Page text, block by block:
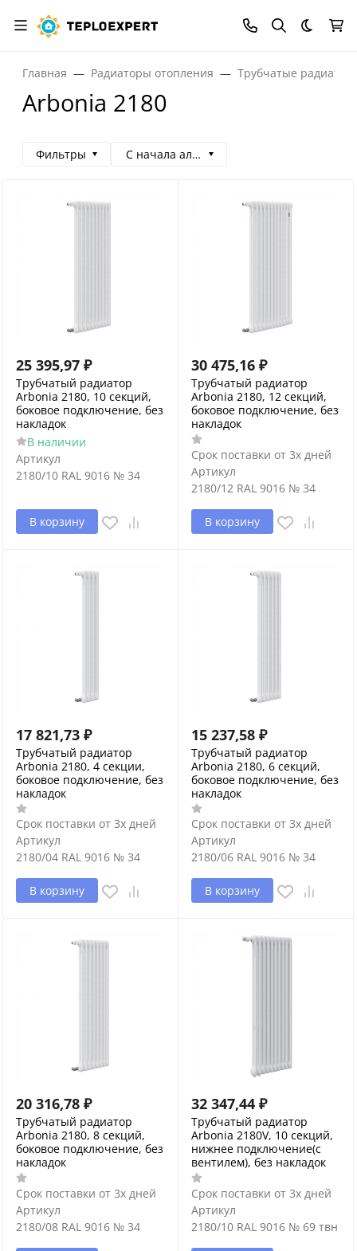
Темная
Главная Радиаторы отопления Трубчатые
Arbonia 2180
Фильтры С начала алфавита
25 395,97 ₽
Трубчатый радиатор
Arbonia 2180, 10 секций,
боковое подключение, без
накладок
В наличии
Артикул
2180/10 RAL 9016 № 34
В корзину
30 475,16 ₽
Трубчатый радиатор
Arbonia 2180, 12 секций,
боковое подключение, без
накладок
Срок поставки от 3х дней
Артикул
2180/12 RAL 9016 № 34
В корзину
17 821,73 ₽
Трубчатый радиатор
Arbonia 2180, 4 секции,
боковое подключение, без
накладок
Срок поставки от 3х дней
Артикул
2180/04 RAL 9016 № 34
В корзину
15 237,58 ₽
Трубчатый радиатор
Arbonia 2180, 6 секций,
боковое подключение, без
накладок
Срок поставки от 3х дней
Артикул
2180/06 RAL 9016 № 34
В корзину
20 316,78 ₽
Трубчатый радиатор
Arbonia 2180, 8 секций,
боковое подключение, без
накладок
Срок поставки от 3х дней
Артикул
2180/08 RAL 9016 № 34
32 347,44 ₽
Трубчатый радиатор
Arbonia 2180V, 10 секций,
нижнее подключение(с
вентилем), без накладок
Срок поставки от 3х дней
Артикул
2180/10 RAL 9016 № 69 твн